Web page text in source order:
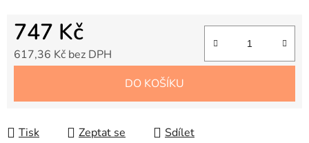
747 Kč
617,36 Kč bez DPH
DO KOŠÍKU
Tisk Zeptat se Sdílet